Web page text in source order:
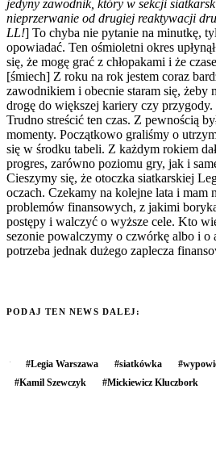
jedyny zawodnik, który w sekcji
nieprzerwanie od drugiej reaktywacji
LL!] To chyba nie pytanie na minutkę,
opowiadać. Ten ośmioletni okres
się, że mogę grać z chłopakami i że
[śmiech] Z roku na rok jestem coraz
zawodnikiem i obecnie staram się, żeby
drogę do większej kariery czy przygody.
Trudno streścić ten czas. Z pewnością
momenty. Początkowo graliśmy o
się w środku tabeli. Z każdym rokiem
progres, zarówno poziomu gry, jak i
Cieszymy się, że otoczka siatkarskiej
oczach. Czekamy na kolejne lata i mam
problemów finansowych, z jakimi
postępy i walczyć o wyższe cele. Kto
sezonie powalczymy o czwórkę albo i o
potrzeba jednak dużego zaplecza
PODAJ TEN NEWS DALEJ:
#Legia Warszawa #siatkówka #
#Kamil Szewczyk #Mickiewicz Kluczbork